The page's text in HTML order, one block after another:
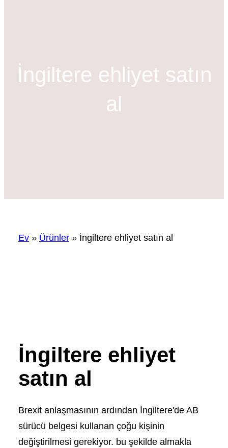
İngiltere ehliyet satın
al
Ev » Ürünler » İngiltere ehliyet satın al
İngiltere ehliyet
satın al
Brexit anlaşmasının ardından İngiltere'de AB
sürücü belgesi kullanan çoğu kişinin
değiştirilmesi gerekiyor. bu şekilde almakla